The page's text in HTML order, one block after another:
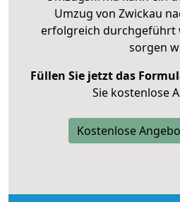
Umzug von Zwickau
erfolgreich durchgeführt
sorgen
Füllen Sie jetzt das
Sie kostenlose
Kostenlose